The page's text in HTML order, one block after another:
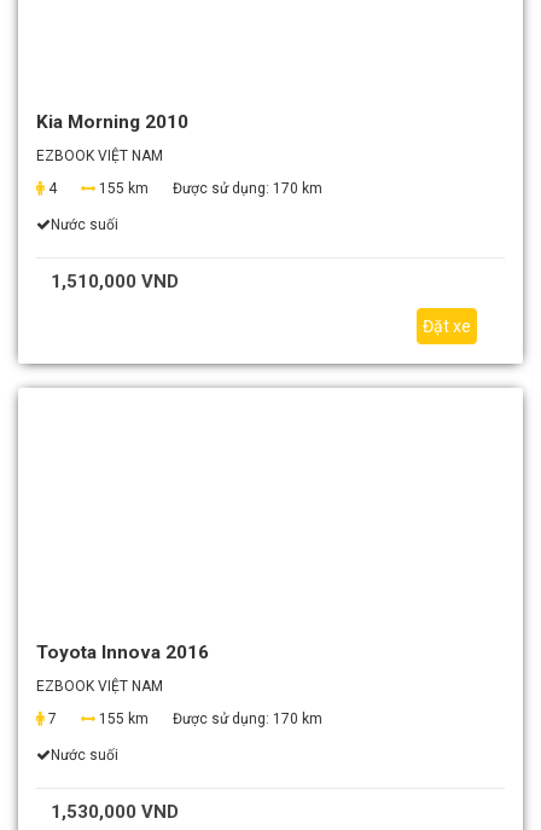
Kia Morning 2010
EZBOOK VIỆT NAM
4
155 km Được sử dụng: 170 km
Nước suối
1,510,000 VND
Đặt xe
Toyota Innova 2016
EZBOOK VIỆT NAM
7
155 km Được sử dụng: 170 km
Nước suối
1,530,000 VND